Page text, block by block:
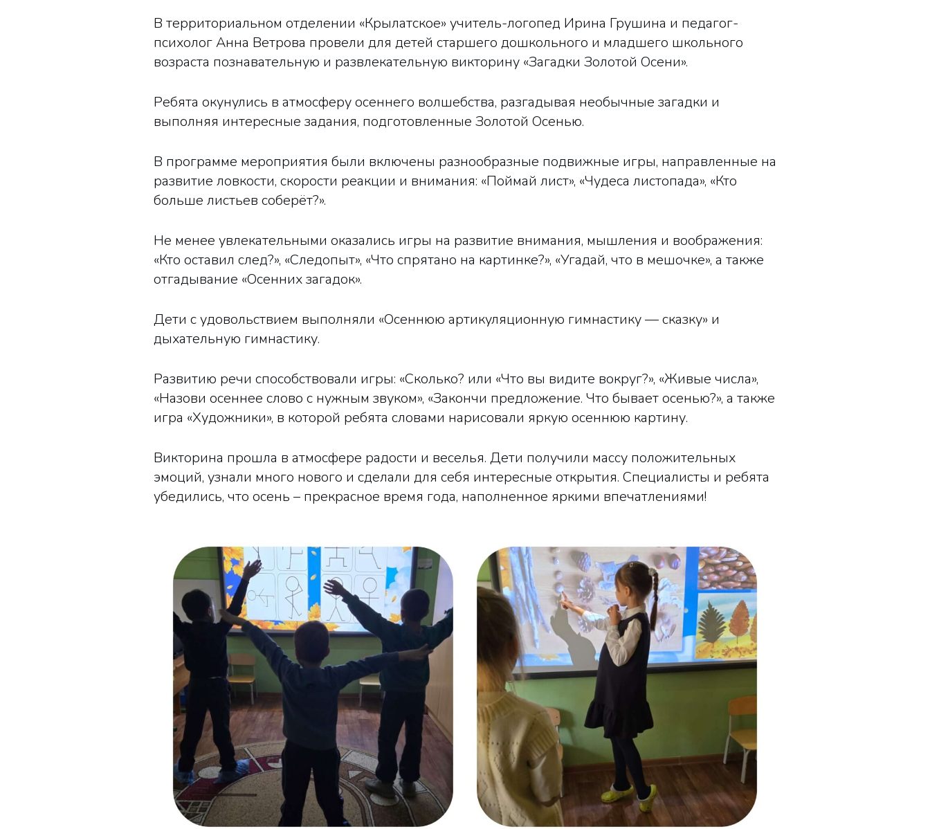
В территориальном отделении «Крылатское» учитель-логопед Ирина Грушина и педагог-
психолог Анна Ветрова провели для детей старшего дошкольного и младшего школьного
возраста познавательную и развлекательную викторину «Загадки Золотой Осени».
Ребята окунулись в атмосферу осеннего волшебства, разгадывая необычные загадки и
выполняя интересные задания, подготовленные Золотой Осенью.
В программе мероприятия были включены разнообразные подвижные игры, направленные на
развитие ловкости, скорости реакции и внимания: «Поймай лист», «Чудеса листопада», «Кто
больше листьев соберёт?».
Не менее увлекательными оказались игры на развитие внимания, мышления и воображения:
«Кто оставил след?», «Следопыт», «Что спрятано на картинке?», «Угадай, что в мешочке», а также
отгадывание «Осенних загадок».
Дети с удовольствием выполняли «Осеннюю артикуляционную гимнастику — сказку» и
дыхательную гимнастику.
Развитию речи способствовали игры: «Сколько? или «Что вы видите вокруг?», «Живые числа»,
«Назови осеннее слово с нужным звуком», «Закончи предложение. Что бывает осенью?», а также
игра «Художники», в которой ребята словами нарисовали яркую осеннюю картину.
Викторина прошла в атмосфере радости и веселья. Дети получили массу положительных
эмоций, узнали много нового и сделали для себя интересные открытия. Специалисты и ребята
убедились, что осень – прекрасное время года, наполненное яркими впечатлениями!